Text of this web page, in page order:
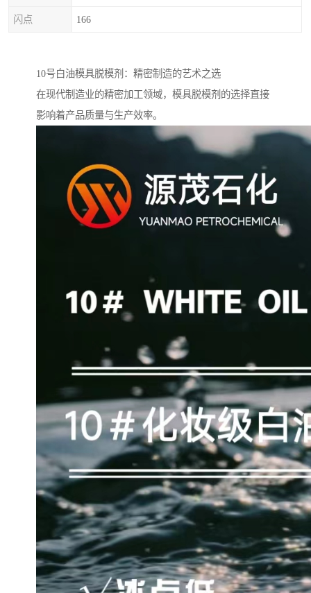
闪点 166
10号白油模具脱模剂：精密制造的艺术之选
在现代制造业的精密加工领域，模具脱模剂的选择直接
影响着产品质量与生产效率。